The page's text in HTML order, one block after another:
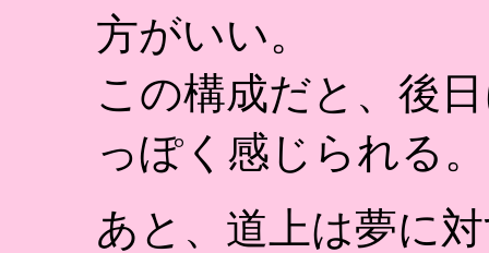
方がいい。
この構成だと、後
っぽく感じられる。
あと、道上は夢に